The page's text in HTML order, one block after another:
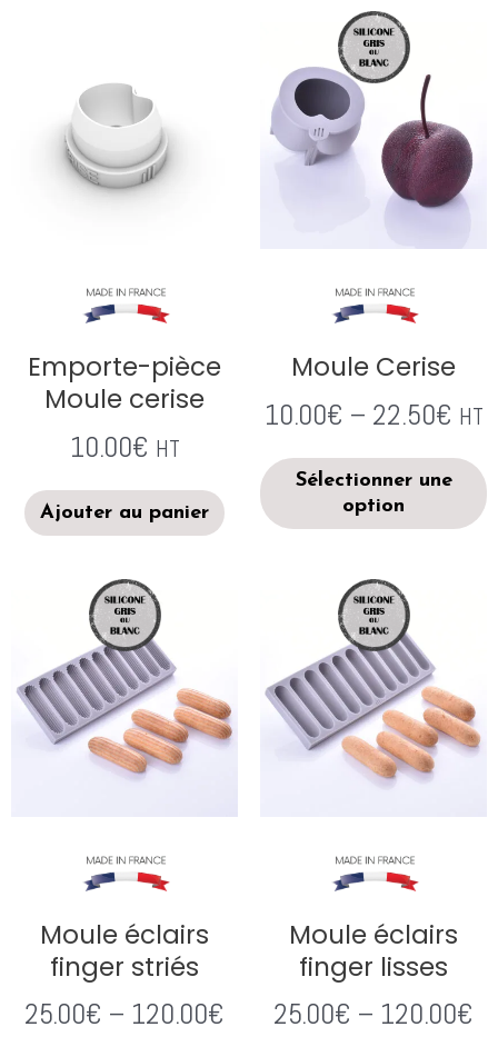
Emporte-pièce
Moule cerise
10.00€ HT
Ajouter au panier
Moule Cerise
10.00€ – 22.50€ HT
Sélectionner une
option
Moule éclairs
finger striés
25.00€ – 120.00€
Moule éclairs
finger lisses
25.00€ – 120.00€